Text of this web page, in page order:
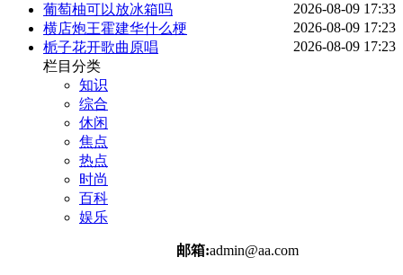
葡萄柚可以放冰箱吗
2026-08-09 17:33
横店炮王霍建华什么梗
2026-08-09 17:23
栀子花开歌曲原唱
2026-08-09 17:23
栏目分类
知识
综合
休闲
焦点
热点
时尚
百科
娱乐
邮箱:admin@aa.com